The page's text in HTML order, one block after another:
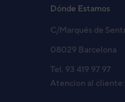
Dónde Estamos
C/Marqués de
08029 Barcelona
Tel. 93 419 97 97
Atencion al cliente: